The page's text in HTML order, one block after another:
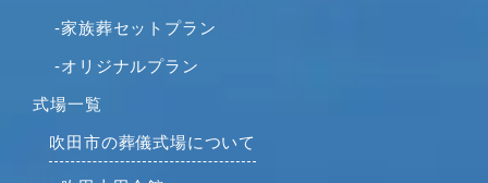
2022年1月
2021年12月
2021年11月
2021年10月
-家族葬セットプラン
-オリジナルプラン
式場一覧
吹田市の葬儀式場について